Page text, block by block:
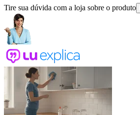
Tire sua dúvida com a loja sobre o produto